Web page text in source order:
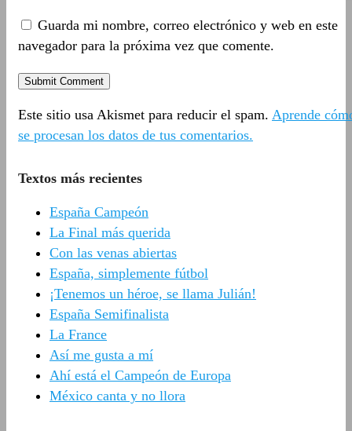
Guarda mi nombre, correo electrónico y web en este
navegador para la próxima vez que comente.
Este sitio usa Akismet para reducir el spam. Aprende
se procesan los datos de tus comentarios.
Textos más recientes
España Campeón
La Final más querida
Con las venas abiertas
España, simplemente fútbol
¡Tenemos un héroe, se llama Julián!
España Semifinalista
La France
Así me gusta a mí
Ahí está el Campeón de Europa
México canta y no llora